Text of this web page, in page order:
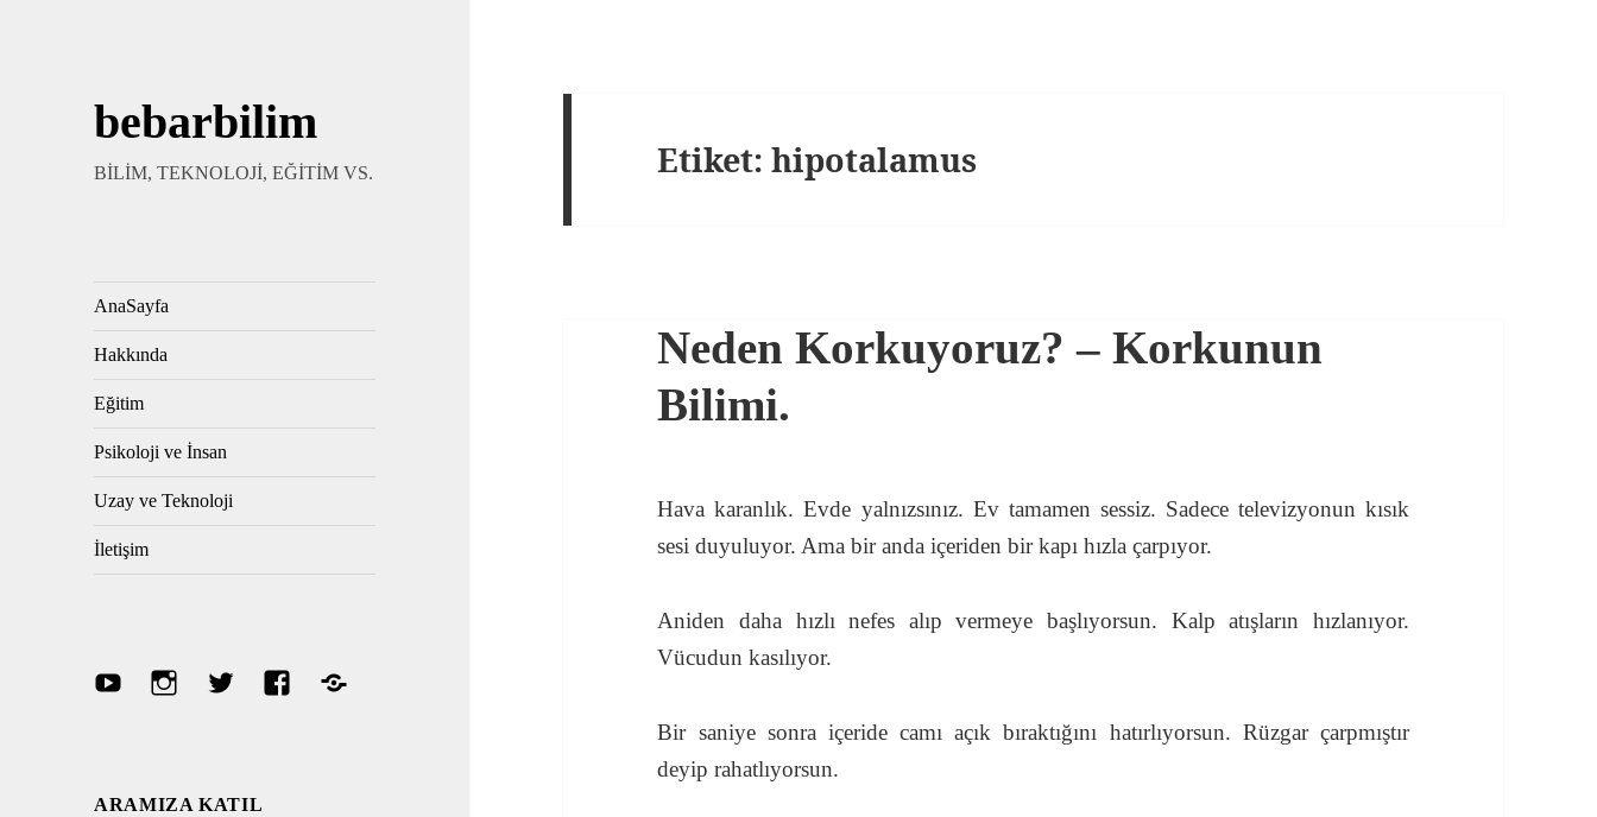
bebarbilim
BİLİM, TEKNOLOJİ, EĞİTİM VS.
AnaSayfa
Hakkında
Eğitim
Psikoloji ve İnsan
Uzay ve Teknoloji
İletişim
YoutubeInstagramTwitter FacebookDiscord
ARAMIZA KATIL
Etiket:hipotalamus
Neden Korkuyoruz? – Korkunun
Bilimi.
Hava karanlık. Evde yalnızsınız. Ev tamamen sessiz. Sadece televizyonun kısık
sesi duyuluyor. Ama bir anda içeriden bir kapı hızla çarpıyor.
Aniden daha hızlı nefes alıp vermeye başlıyorsun. Kalp atışların hızlanıyor.
Vücudun kasılıyor.
Bir saniye sonra içeride camı açık bıraktığını hatırlıyorsun. Rüzgar çarpmıştır
deyip rahatlıyorsun.